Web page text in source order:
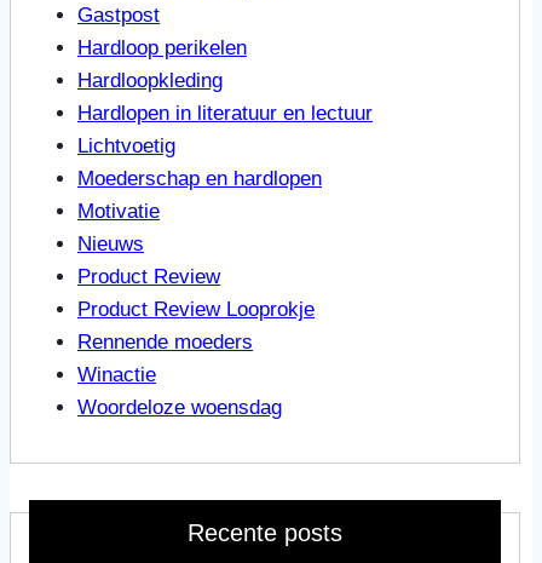
Gastpost
Hardloop perikelen
Hardloopkleding
Hardlopen in literatuur en lectuur
Lichtvoetig
Moederschap en hardlopen
Motivatie
Nieuws
Product Review
Product Review Looprokje
Rennende moeders
Winactie
Woordeloze woensdag
Recente posts